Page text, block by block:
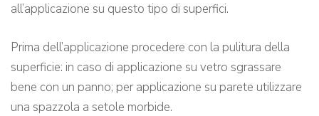
all’applicazione su questo tipo di superfici.
Prima dell’applicazione procedere con la pulitura della
superficie: in caso di applicazione su vetro sgrassare
bene con un panno; per applicazione su parete utilizzare
una spazzola a setole morbide.